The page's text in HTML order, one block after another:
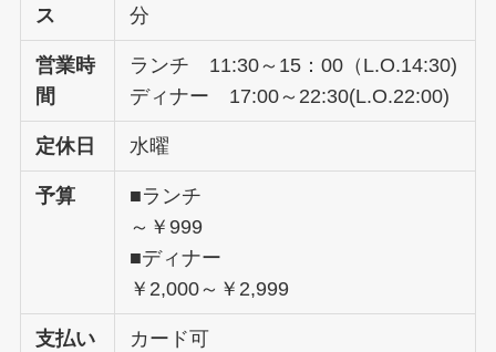
ス
分
営業時
間
ランチ 11:30～15：00（L.O.14:30)
ディナー 17:00～22:30(L.O.22:00)
定休日 水曜
予算
■ランチ
～￥999
■ディナー
￥2,000～￥2,999
支払い
カード可